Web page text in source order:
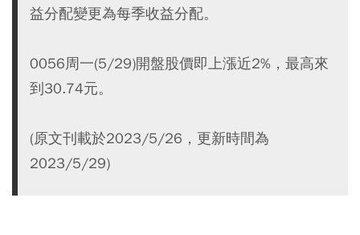
益分配變更為每季收益分配。
0056周一(5/29)開盤股價即上漲近2%，最高來
到30.74元。
(原文刊載於2023/5/26，更新時間為
2023/5/29)